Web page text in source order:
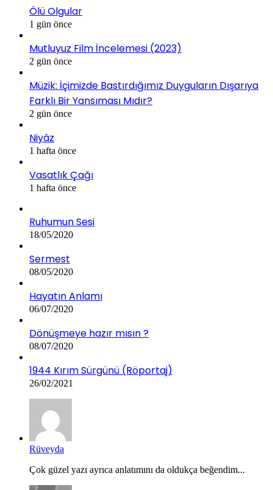
Ölü Olgular
1 gün önce
Mutluyuz Film İncelemesi (2023)
2 gün önce
Müzik: İçimizde Bastırdığımız Duyguların Dışarıya
Farklı Bir Yansıması Mıdır?
2 gün önce
Niyâz
1 hafta önce
Vasatlık Çağı
1 hafta önce
Ruhumun Sesi
18/05/2020
Sermest
08/05/2020
Hayatın Anlamı
06/07/2020
Dönüşmeye hazır mısın ?
08/07/2020
1944 Kırım Sürgünü (Röportaj)
26/02/2021
Rüveyda
Çok güzel yazı ayrıca anlatımını da oldukça beğendim...